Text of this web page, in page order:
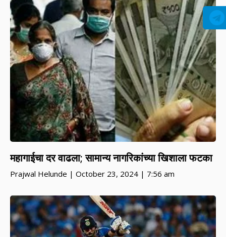
महागाईचा दर वाढला; सामान्य नागरिकांच्या खिशाला फटका
Prajwal Helunde October 23, 2024 7:56 am